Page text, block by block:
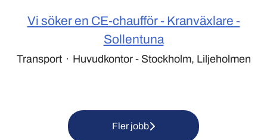
Vi söker en CE-chaufför - Kranväxlare -
Sollentuna
Transport · Huvudkontor - Stockholm, Liljeholmen
Fler jobb